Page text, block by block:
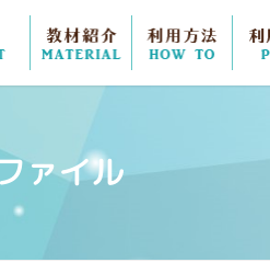
概要 教材紹介 利
ァイル